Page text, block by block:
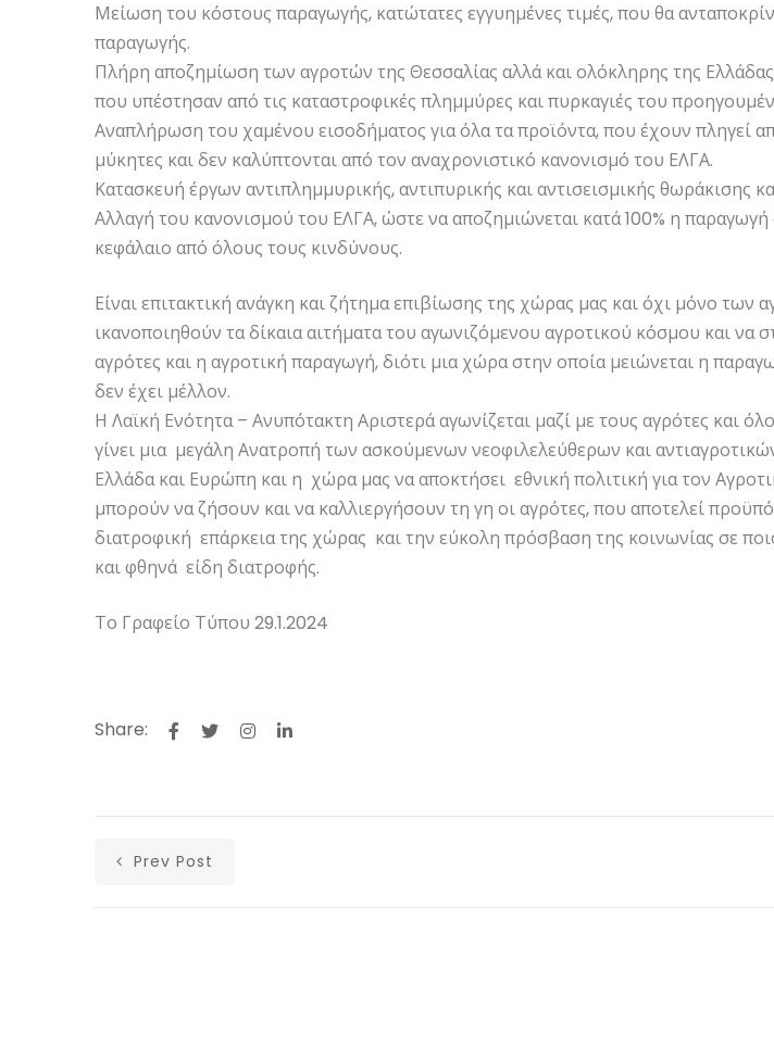
Μείωση του κόστους παραγωγής, κατώτατες εγγυημένες τιμές, που θα
παραγωγής.
Πλήρη αποζημίωση των αγροτών της Θεσσαλίας αλλά και ολόκληρης της Ελλάδας
που υπέστησαν από τις καταστροφικές πλημμύρες και πυρκαγιές του
Αναπλήρωση του χαμένου εισοδήματος για όλα τα προϊόντα, που έχουν πληγεί
μύκητες και δεν καλύπτονται από τον αναχρονιστικό κανονισμό του ΕΛΓΑ.
Κατασκευή έργων αντιπλημμυρικής, αντιπυρικής και αντισεισμικής θωράκισης
Αλλαγή του κανονισμού του ΕΛΓΑ, ώστε να αποζημιώνεται κατά 100% η παραγωγή
κεφάλαιο από όλους τους κινδύνους.
Είναι επιτακτική ανάγκη και ζήτημα επιβίωσης της χώρας μας και όχι μόνο των
ικανοποιηθούν τα δίκαια αιτήματα του αγωνιζόμενου αγροτικού κόσμου και να
αγρότες και η αγροτική παραγωγή, διότι μια χώρα στην οποία μειώνεται η
δεν έχει μέλλον.
Η Λαϊκή Ενότητα – Ανυπότακτη Αριστερά αγωνίζεται μαζί με τους αγρότες και
γίνει μια μεγάλη Ανατροπή των ασκούμενων νεοφιλελεύθερων και
Ελλάδα και Ευρώπη και η χώρα μας να αποκτήσει εθνική πολιτική για τον
μπορούν να ζήσουν και να καλλιεργήσουν τη γη οι αγρότες, που αποτελεί
διατροφική επάρκεια της χώρας και την εύκολη πρόσβαση της κοινωνίας σε
και φθηνά είδη διατροφής.
Το Γραφείο Τύπου 29.1.2024
Share:
Prev Post